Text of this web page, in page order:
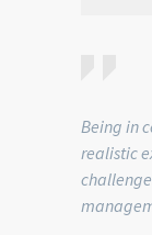
Being in
realistic